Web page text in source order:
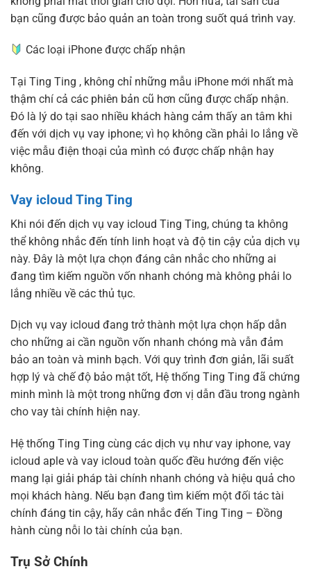
bạn cũng được bảo quản an toàn trong suốt quá trình vay.
Các loại iPhone được chấp nhận
Tại Ting Ting , không chỉ những mẫu iPhone mới nhất mà
thậm chí cả các phiên bản cũ hơn cũng được chấp nhận.
Đó là lý do tại sao nhiều khách hàng cảm thấy an tâm khi
đến với dịch vụ vay iphone; vì họ không cần phải lo lắng về
việc mẫu điện thoại của mình có được chấp nhận hay
không.
Vay icloud Ting Ting
Khi nói đến dịch vụ vay icloud Ting Ting, chúng ta không
thể không nhắc đến tính linh hoạt và độ tin cậy của dịch vụ
này. Đây là một lựa chọn đáng cân nhắc cho những ai
đang tìm kiếm nguồn vốn nhanh chóng mà không phải lo
lắng nhiều về các thủ tục.
Dịch vụ vay icloud đang trở thành một lựa chọn hấp dẫn
cho những ai cần nguồn vốn nhanh chóng mà vẫn đảm
bảo an toàn và minh bạch. Với quy trình đơn giản, lãi suất
hợp lý và chế độ bảo mật tốt, Hệ thống Ting Ting đã chứng
minh mình là một trong những đơn vị dẫn đầu trong ngành
cho vay tài chính hiện nay.
Hệ thống Ting Ting cùng các dịch vụ như vay iphone, vay
icloud aple và vay icloud toàn quốc đều hướng đến việc
mang lại giải pháp tài chính nhanh chóng và hiệu quả cho
mọi khách hàng. Nếu bạn đang tìm kiếm một đối tác tài
chính đáng tin cậy, hãy cân nhắc đến Ting Ting – Đồng
hành cùng nỗi lo tài chính của bạn.
Trụ Sở Chính